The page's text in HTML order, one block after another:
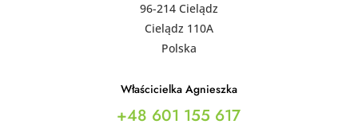
96-214 Cielądz
Cielądz 110A
Polska
Właścicielka Agnieszka
+48 601 155 617